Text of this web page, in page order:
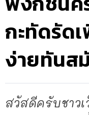
กะทัดรัด
ง่ายทันส
สวัสดีครับชาว